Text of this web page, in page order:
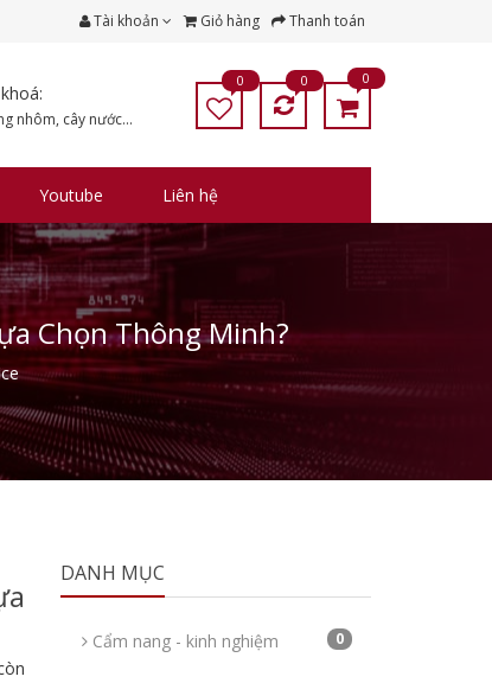
Tài khoản Giỏ hàng Thanh toán
nhôm, cây nước...
0 0 0
Youtube Liên hệ
Chọn Thông Minh?
DANH MỤC
Cẩm nang - kinh nghiệm 0